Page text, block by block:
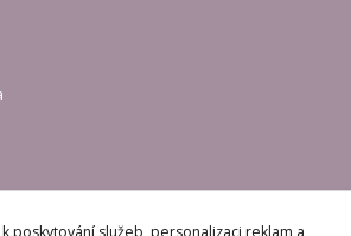
poskytování služeb, personalizaci reklam a